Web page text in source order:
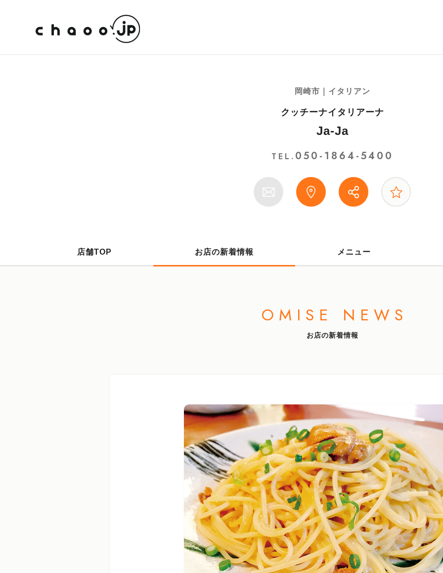
岡崎市｜イタリアン
クッチーナイタリアーナ
Ja-Ja
TEL. 050-1864-5400
店舗TOP お店の新着情報 メニュー
OMISE NEWS
お店の新着情報